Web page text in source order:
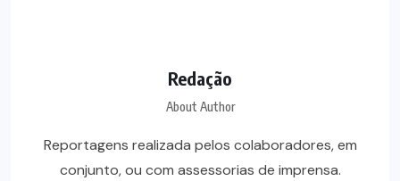
Redação
About Author
Reportagens realizada pelos colaboradores, em
conjunto, ou com assessorias de imprensa.